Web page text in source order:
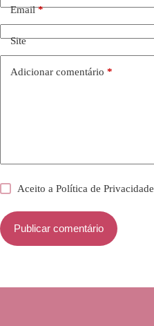
Email*
Site
Adicionar comentário *
Aceito aPolítica de Privacidade
Publicar comentário